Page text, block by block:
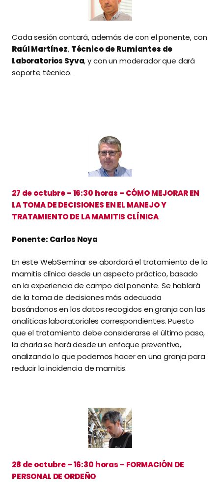
Cada sesión contará, además de con el ponente, con
Raúl Martínez, Técnico de Rumiantes de
Laboratorios Syva, y con un moderador que dará
soporte técnico.
27 de octubre – 16:30 horas – CÓMO MEJORAR EN
LA TOMA DE DECISIONES EN EL MANEJO Y
TRATAMIENTO DE LA MAMITIS CLÍNICA
Ponente: Carlos Noya
En este WebSeminar se abordará el tratamiento de la
mamitis clínica desde un aspecto práctico, basado
en la experiencia de campo del ponente. Se hablará
de la toma de decisiones más adecuada
basándonos en los datos recogidos en granja con las
analíticas laboratoriales correspondientes. Puesto
que el tratamiento debe considerarse el último paso,
la charla se hará desde un enfoque preventivo,
analizando lo que podemos hacer en una granja para
reducir la incidencia de mamitis.
28 de octubre – 16:30 horas – FORMACIÓN DE
PERSONAL DE ORDEÑO